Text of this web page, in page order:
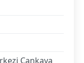
Çankaya